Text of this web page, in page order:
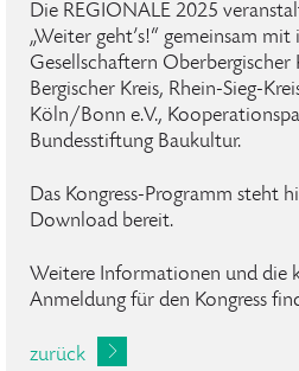
Die REGIONALE 2025
„Weiter geht’s!“ gemeinsam mit
Gesellschaftern Oberbergischer
Bergischer Kreis, Rhein-Sieg-
Köln/Bonn e.V.,
Bundesstiftung Baukultur.
Das Kongress-Programm steht
Download bereit.
Weitere Informationen und die
Anmeldung für den Kongress
zurück